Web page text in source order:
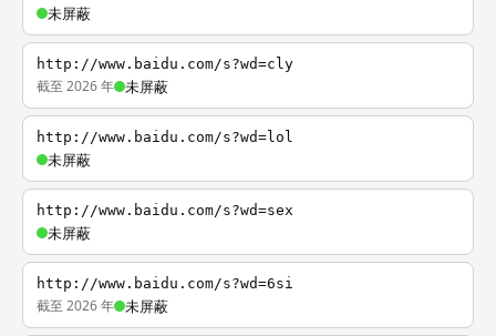
未屏蔽
http://www.baidu.com/s?wd=cly
截至 2026 年 未屏蔽
http://www.baidu.com/s?wd=lol
未屏蔽
http://www.baidu.com/s?wd=sex
未屏蔽
http://www.baidu.com/s?wd=6si
截至 2026 年 未屏蔽